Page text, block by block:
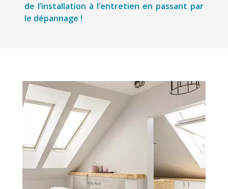
de l’installation à l’entretien en passant par
le dépannage !